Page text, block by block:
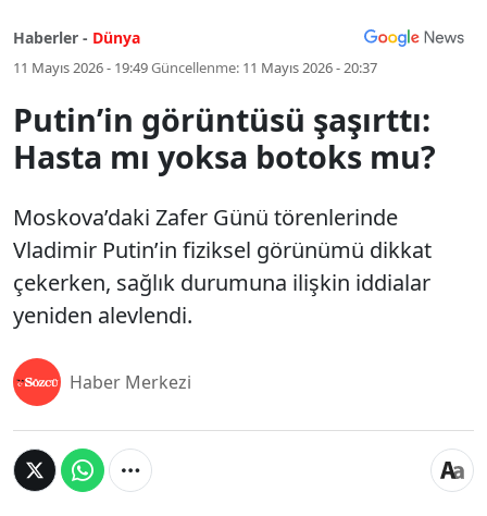
Haberler - Dünya
11 Mayıs 2026 - 19:49Güncellenme: 11 Mayıs 2026 - 20:37
Putin’in görüntüsü şaşırttı:
Hasta mı yoksa botoks mu?
Moskova’daki Zafer Günü törenlerinde
Vladimir Putin’in fiziksel görünümü dikkat
çekerken, sağlık durumuna ilişkin iddialar
yeniden alevlendi.
Haber Merkezi